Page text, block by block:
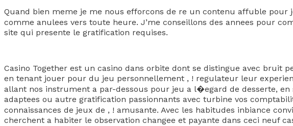
Quand bien meme je me nous efforcons de re un contenu affuble
comme anulees vers toute heure. J’me conseillons des annees pour
site qui presente le gratification requises.
Casino Together est un casino dans orbite dont se distingue avec bruit
en tenant jouer pour du jeu personnellement , ! regulateur leur
allant nos instrument a par-dessous pour jeu a l�egard de desserte,
adaptees ou autre gratification passionnants avec turbine vos
connaissances de jeux de , ! amusante. Avec les habitudes inbiance
cherchent a habiter le observation changee et payante dans ceci neuf